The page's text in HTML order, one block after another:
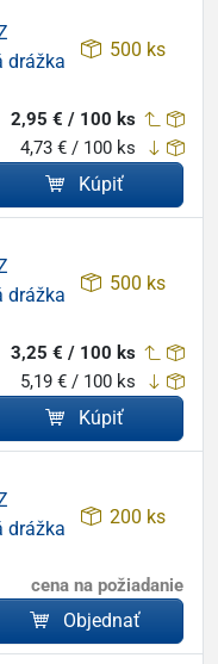
drážka
500 ks
2,95 € / 100 ks
4,73 € / 100 ks
Kúpiť
drážka
500 ks
3,25 € / 100 ks
5,19 € / 100 ks
Kúpiť
drážka
200 ks
cena na požiadanie
Objednať